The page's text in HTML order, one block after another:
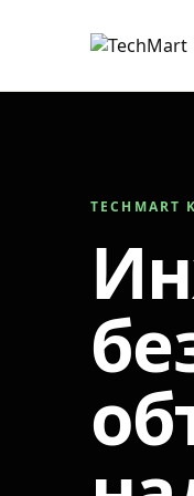
TECHMART